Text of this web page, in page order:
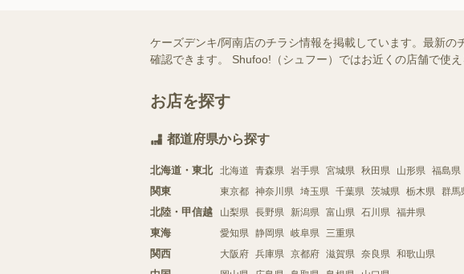
ケーズデンキ/阿南店のチラシ情報を掲載しています。最新
確認できます。 Shufoo!（シュフー）ではお近くの店舗で使
お店を探す
都道府県から探す
北海道・東北 北海道 青森県 岩手県 宮城県 秋田県 山形県 福島県
関東 東京都 神奈川県 埼玉県 千葉県 茨城県 栃木県 群馬
北陸・甲信越 山梨県 長野県 新潟県 富山県 石川県 福井県
東海 愛知県 静岡県 岐阜県 三重県
関西 大阪府 兵庫県 京都府 滋賀県 奈良県 和歌山県